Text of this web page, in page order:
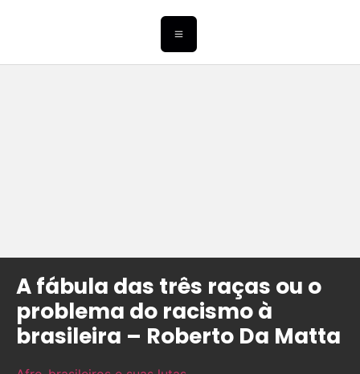
A fábula das três raças ou o
problema do racismo à
brasileira – Roberto Da Matta